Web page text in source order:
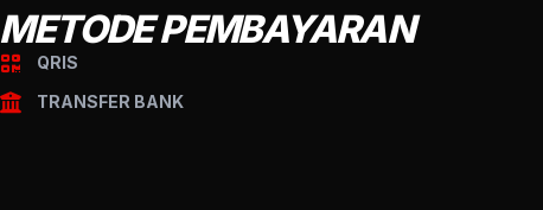
METODE PEMBAYARAN
QRIS
TRANSFER BANK